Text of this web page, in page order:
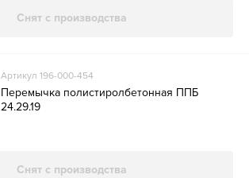
Снят с производства
Артикул 196-000-454
Перемычка полистиролбетонная ППБ
24.29.19
Снят с производства